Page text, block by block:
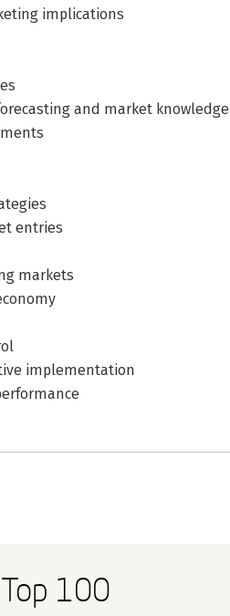
implications
and market knowledge
entries
markets
implementation
100